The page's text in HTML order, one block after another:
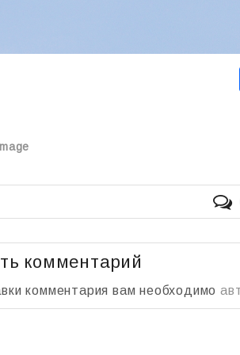
комментарий
комментария вам необходимо